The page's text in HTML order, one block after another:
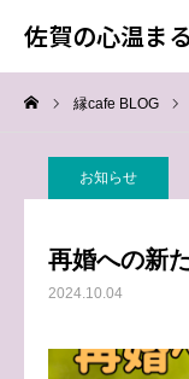
佐賀の心温ま
縁cafe BLOG
お知らせ
再婚への新
2024.10.04
佐賀の心温ま
料金
TOP